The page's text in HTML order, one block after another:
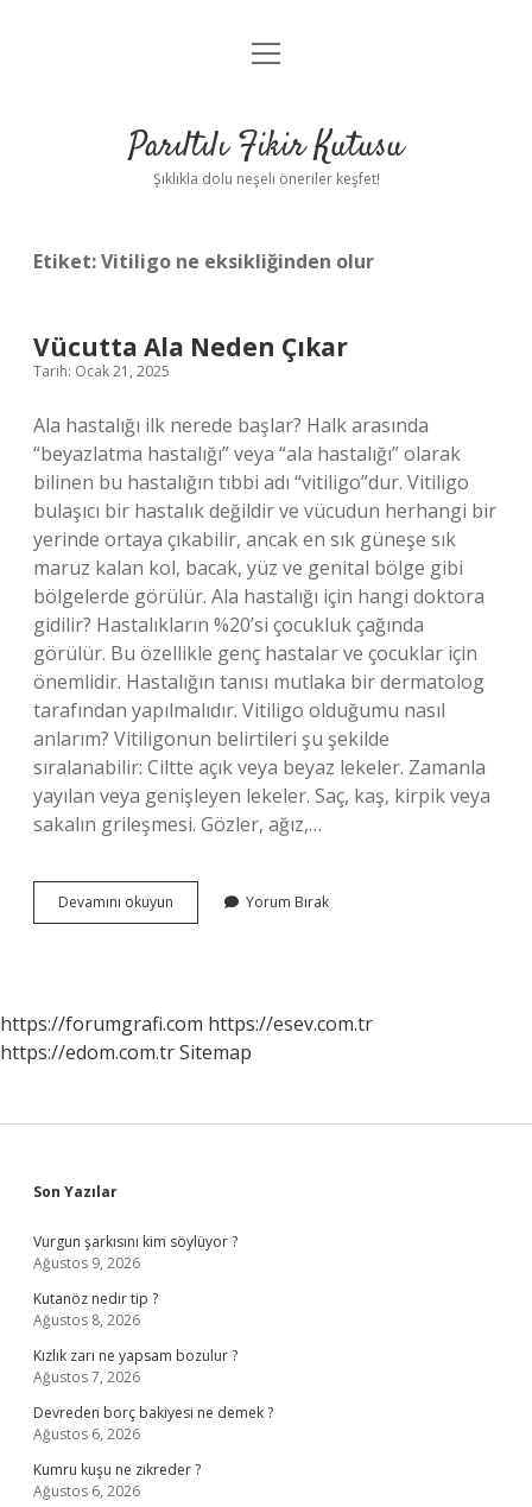
Anasayfa
Yasal Uyarı
menüyü
Parıltılı Fikir Kutusu
Şıklıkla dolu neşeli öneriler keşfet!
Etiket:Vitiligo ne eksikliğinden olur
Vücutta Ala Neden Çıkar
Tarih: Ocak 21, 2025
Ala hastalığı ilk nerede başlar? Halk arasında
“beyazlatma hastalığı” veya “ala hastalığı” olarak
bilinen bu hastalığın tıbbi adı “vitiligo”dur. Vitiligo
bulaşıcı bir hastalık değildir ve vücudun herhangi bir
yerinde ortaya çıkabilir, ancak en sık güneşe sık
maruz kalan kol, bacak, yüz ve genital bölge gibi
bölgelerde görülür. Ala hastalığı için hangi doktora
gidilir? Hastalıkların %20’si çocukluk çağında
görülür. Bu özellikle genç hastalar ve çocuklar için
önemlidir. Hastalığın tanısı mutlaka bir dermatolog
tarafından yapılmalıdır. Vitiligo olduğumu nasıl
anlarım? Vitiligonun belirtileri şu şekilde
sıralanabilir: Ciltte açık veya beyaz lekeler. Zamanla
yayılan veya genişleyen lekeler. Saç, kaş, kirpik veya
sakalın grileşmesi. Gözler, ağız,…
Devamını okuyun
Ala
Yorum Bırak
https://forumgrafi.com https://esev.com.tr
https://edom.com.trSitemap
Sidebar
Son Yazılar
Vurgun şarkısını kim söylüyor ?
Ağustos 9, 2026
Kutanöz nedir tip ?
Ağustos 8, 2026
Kızlık zarı ne yapsam bozulur ?
Ağustos 7, 2026
Devreden borç bakiyesi ne demek ?
Ağustos 6, 2026
Kumru kuşu ne zikreder ?
Ağustos 6, 2026